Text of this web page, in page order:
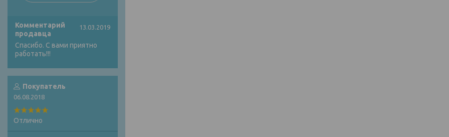
Комментарий
продавца
13.03.2019
Спасибо. С вами приятно
работать!!!
Покупатель
06.08.2018
Отлично